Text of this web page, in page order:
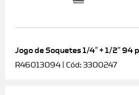
Jogo de Soquetes 1/4″ + 1/2″ 94
R46013094 | Cód: 3300247